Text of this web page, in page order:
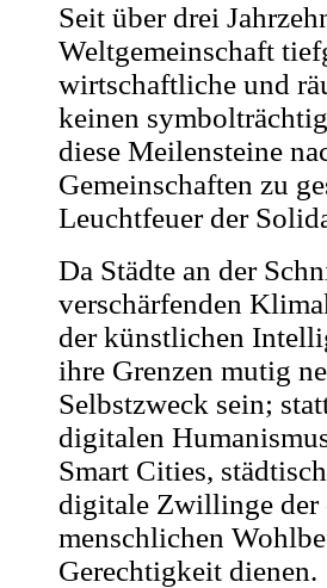
Seit über drei
Weltgemeinschaft
wirtschaftliche und
keinen
diese Meilensteine
Gemeinschaften zu
Leuchtfeuer der
Da Städte an der
verschärfenden
der künstlichen
ihre Grenzen mutig
Selbstzweck sein;
digitalen
Smart Cities,
digitale Zwillinge der
menschlichen
Gerechtigkeit dienen.